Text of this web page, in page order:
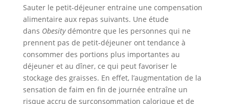
Sauter le petit-déjeuner entraine une compensation
alimentaire aux repas suivants. Une étude
dans Obesitydémontre que les personnes qui ne
prennent pas de petit-déjeuner ont tendance à
consommer des portions plus importantes au
déjeuner et au dîner, ce qui peut favoriser le
stockage des graisses. En effet, l’augmentation de la
sensation de faim en fin de journée entraîne un
risque accru de surconsommation calorique et de